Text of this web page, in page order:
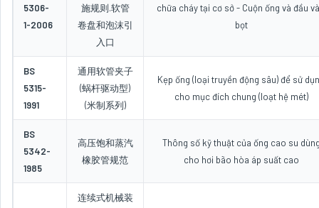
5306-
1-2006
施规则.软管
卷盘和泡沫引
入口
chữa cháy tại cơ sở - Cuộn ống và đầu
bọt
BS
5315-
1991
通用软管夹子
(蜗杆驱动型)
(米制系列)
Kẹp ống (loại truyền động sâu) để sử
cho mục đích chung (loạt hệ mét)
BS
5342-
1985
高压饱和蒸汽
橡胶管规范
Thông số kỹ thuật của ống cao su
cho hơi bão hòa áp suất cao
连续式机械装